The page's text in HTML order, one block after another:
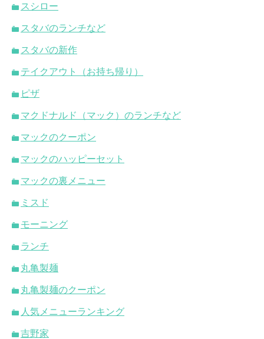
スシロー
スタバのランチなど
スタバの新作
テイクアウト（お持ち帰り）
ピザ
マクドナルド（マック）のランチなど
マックのクーポン
マックのハッピーセット
マックの裏メニュー
ミスド
モーニング
ランチ
丸亀製麺
丸亀製麺のクーポン
人気メニューランキング
吉野家